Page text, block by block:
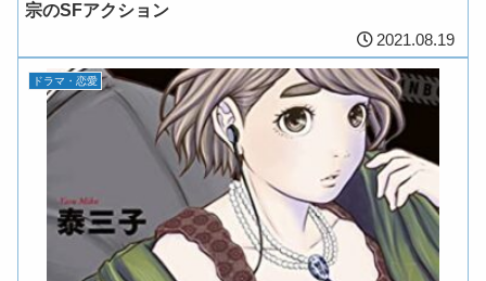
宗のSFアクション
2021.08.19
ドラマ・恋愛